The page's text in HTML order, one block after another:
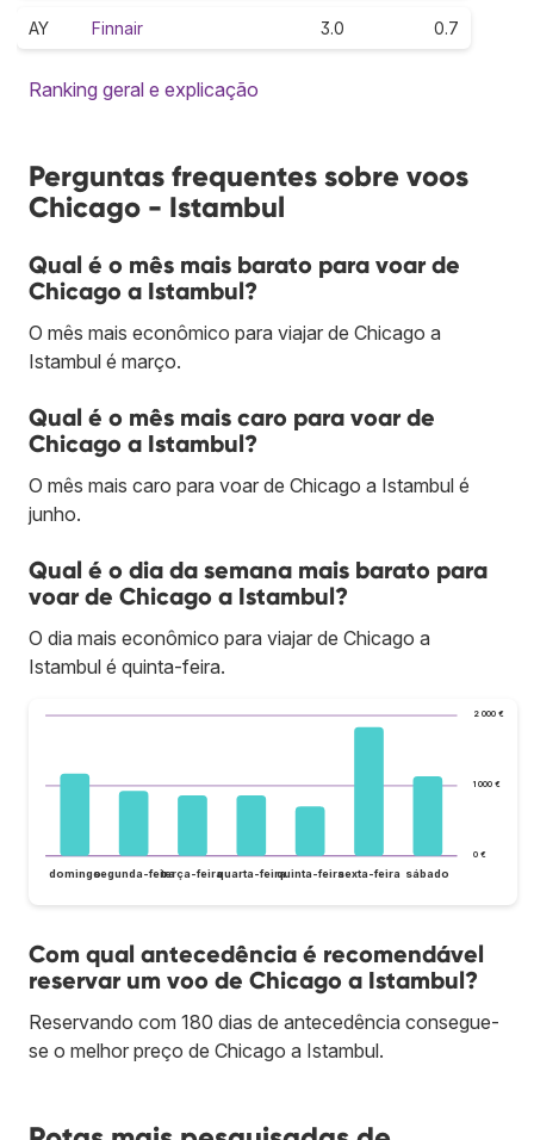
AY Finnair 3.0 0.7
Ranking geral e explicação
Perguntas frequentes sobre voos
Chicago - Istambul
Qual é o mês mais barato para voar de
Chicago a Istambul?
O mês mais econômico para viajar de Chicago a
Istambul é março.
Qual é o mês mais caro para voar de
Chicago a Istambul?
O mês mais caro para voar de Chicago a Istambul é
junho.
Qual é o dia da semana mais barato para
voar de Chicago a Istambul?
O dia mais econômico para viajar de Chicago a
Istambul é quinta-feira.
0 €
1 000 €
2 000 €
domingosegunda-feiraterça-feiraquarta-feiraquinta-feirasexta-feira sábado
Com qual antecedência é recomendável
reservar um voo de Chicago a Istambul?
Reservando com 180 dias de antecedência consegue-
se o melhor preço de Chicago a Istambul.